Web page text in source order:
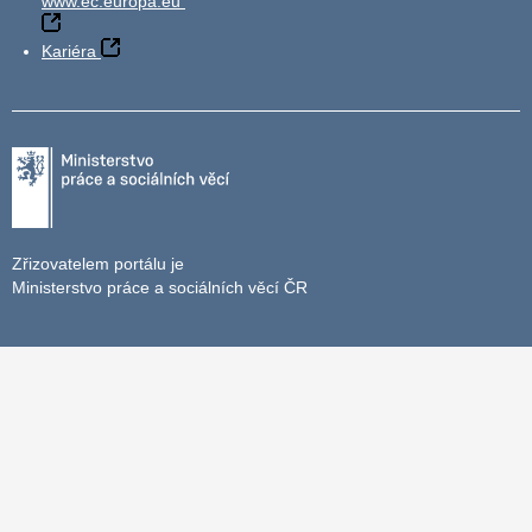
Kariéra
Zřizovatelem portálu je
Ministerstvo práce a sociálních věcí ČR